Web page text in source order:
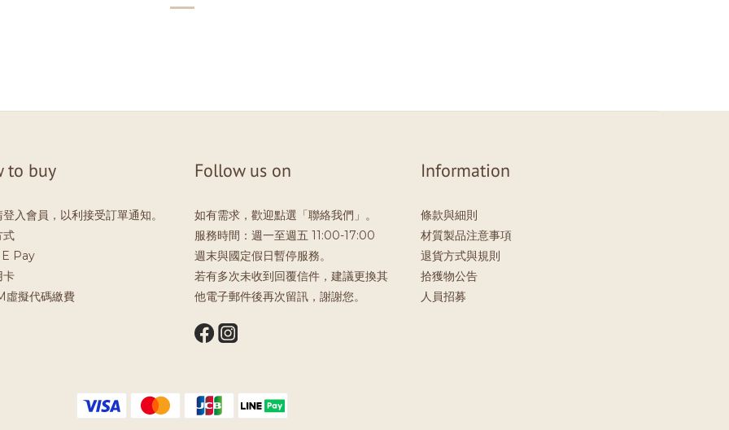
to buy
入會員，以利接受訂單通知。
式
Pay
卡
虛擬代碼繳費
Follow us on
如有需求，歡迎點選「聯絡我們」。
服務時間：週一至週五 11:00-17:00
週末與國定假日暫停服務。
若有多次未收到回覆信件，建議更換其
他電子郵件後再次留訊，謝謝您。
Information
條款與細則
材質製品注意事項
退貨方式與規則
拾獲物公告
人員招募